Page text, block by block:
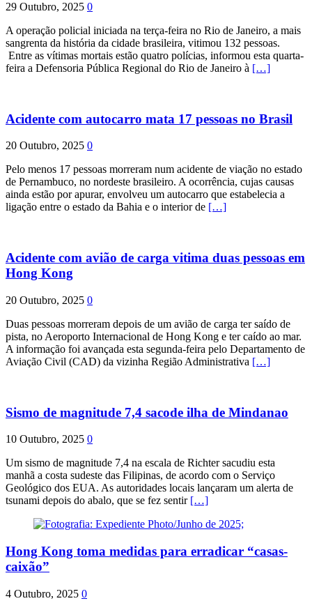
29 Outubro, 2025 0
A operação policial iniciada na terça-feira no Rio de Janeiro, a mais
sangrenta da história da cidade brasileira, vitimou 132 pessoas.
Entre as vítimas mortais estão quatro polícias, informou esta quarta-
feira a Defensoria Pública Regional do Rio de Janeiro à […]
Acidente com autocarro mata 17 pessoas no Brasil
20 Outubro, 2025 0
Pelo menos 17 pessoas morreram num acidente de viação no estado
de Pernambuco, no nordeste brasileiro. A ocorrência, cujas causas
ainda estão por apurar, envolveu um autocarro que estabelecia a
ligação entre o estado da Bahia e o interior de […]
Acidente com avião de carga vitima duas pessoas em
Hong Kong
20 Outubro, 2025 0
Duas pessoas morreram depois de um avião de carga ter saído de
pista, no Aeroporto Internacional de Hong Kong e ter caído ao mar.
A informação foi avançada esta segunda-feira pelo Departamento de
Aviação Civil (CAD) da vizinha Região Administrativa […]
Sismo de magnitude 7,4 sacode ilha de Mindanao
10 Outubro, 2025 0
Um sismo de magnitude 7,4 na escala de Richter sacudiu esta
manhã a costa sudeste das Filipinas, de acordo com o Serviço
Geológico dos EUA. As autoridades locais lançaram um alerta de
tsunami depois do abalo, que se fez sentir […]
Hong Kong toma medidas para erradicar “casas-
caixão”
4 Outubro, 2025 0